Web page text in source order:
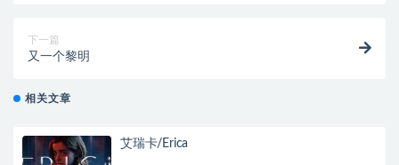
下一篇
又一个黎明
相关文章
艾瑞卡/Erica